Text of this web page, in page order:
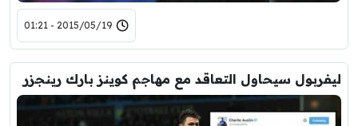
2015/05/19 - 01:21
ليفربول سيحاول التعاقد مع مهاجم كوينز بارك رينجزر